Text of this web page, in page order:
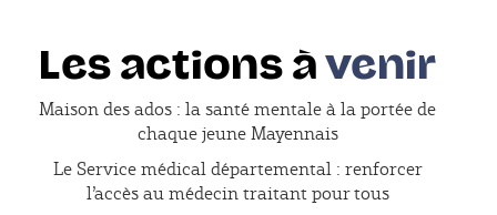
Les actions à venir
Maison des ados : la santé mentale à la portée de
chaque jeune Mayennais
Le Service médical départemental : renforcer
l’accès au médecin traitant pour tous